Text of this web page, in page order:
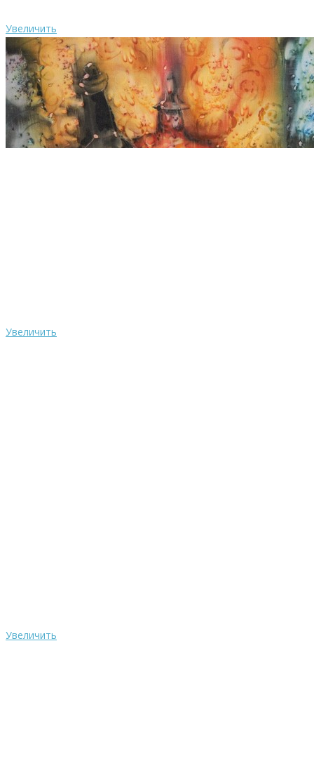
Увеличить
Увеличить
Увеличить